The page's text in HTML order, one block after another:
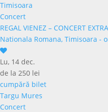
Timisoara
Concert
REGAL VIENEZ – CONCERT
Nationala Romana, Timisoara -
Lu, 14 dec.
de la 250 lei
cumpără bilet
Targu Mures
Concert